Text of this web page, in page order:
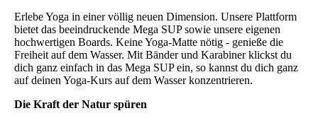
Erlebe Yoga in einer völlig neuen Dimension. Unsere Plattform
bietet das beeindruckende Mega SUP sowie unsere eigenen
hochwertigen Boards. Keine Yoga-Matte nötig - genieße die
Freiheit auf dem Wasser. Mit Bänder und Karabiner klickst du
dich ganz einfach in das Mega SUP ein, so kannst du dich ganz
auf deinen Yoga-Kurs auf dem Wasser konzentrieren.
Die Kraft der Natur spüren